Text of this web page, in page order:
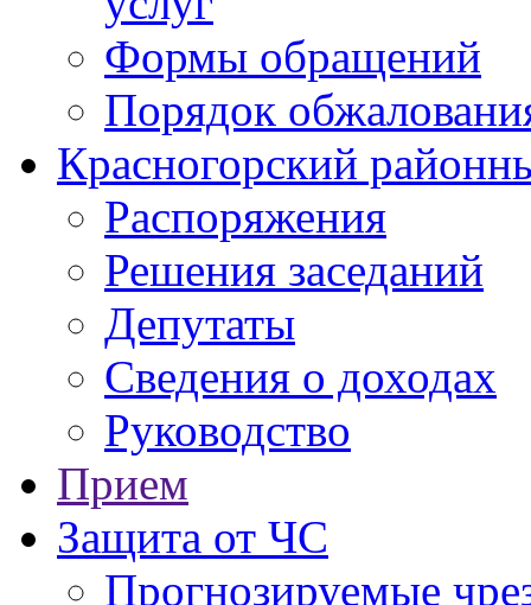
Формы обращений
Порядок
Красногорский
Распоряжения
Решения заседаний
Депутаты
Сведения о доходах
Руководство
Прием
Защита от ЧС
Прогнозируемые